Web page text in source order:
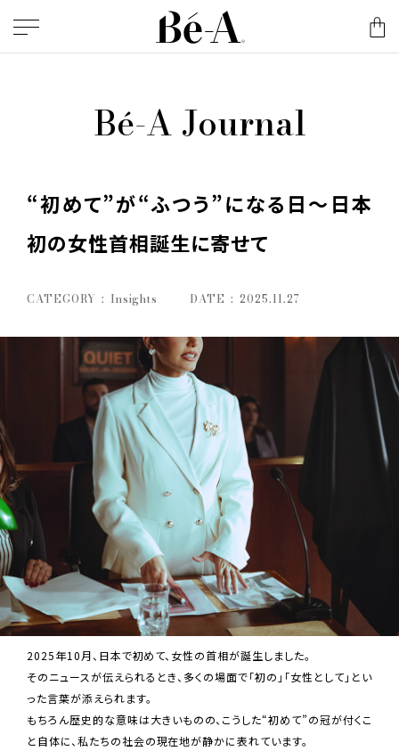
Bé-A Journal
“初めて”が“ふつう”になる日～日本
初の女性首相誕生に寄せて
CATEGORY Insights DATE 2025.11.27
2025年10月、日本で初めて、女性の首相が誕生しました。
そのニュースが伝えられるとき、多くの場面で「初の」「女性として」とい
った言葉が添えられます。
もちろん歴史的な意味は大きいものの、こうした“初めて”の冠が付くこ
と自体に、私たちの社会の現在地が静かに表れています。